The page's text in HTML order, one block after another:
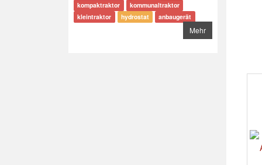
kompaktraktor
kommunaltraktor
kleintraktor
hydrostat anbaugerät
Mehr